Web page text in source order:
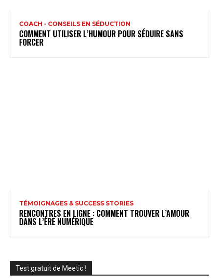
COACH - CONSEILS EN SÉDUCTION
COMMENT UTILISER L’HUMOUR POUR SÉDUIRE SANS
FORCER
TÉMOIGNAGES & SUCCESS STORIES
RENCONTRES EN LIGNE : COMMENT TROUVER L’AMOUR
DANS L’ÈRE NUMÉRIQUE
Test gratuit de Meetic !